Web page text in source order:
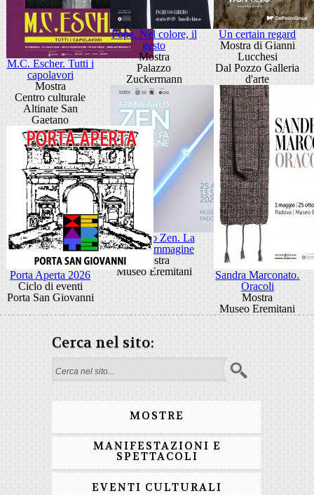
M.C. Escher. Tutti i
capolavori
Mostra
Centro culturale
Altinate San
Gaetano
Pope. Nel colore, il
gesto
Mostra
Palazzo
Zuckermann
Un certain regard
Mostra di Gianni
Lucchesi
Dal Pozzo Galleria
d'arte
Giancarlo Zen. La
luce fa l'immagine
Mostra
Museo Eremitani
Sandra Marconato.
Oracoli
Mostra
Museo Eremitani
Porta Aperta 2026
Ciclo di eventi
Porta San Giovanni
Cerca nel sito:
Form di ricerca
MOSTRE
MANIFESTAZIONI E
SPETTACOLI
EVENTI CULTURALI